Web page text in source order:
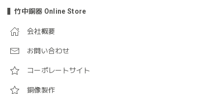
竹中銅器 Online Store
会社概要
お問い合わせ
コーポレートサイト
銅像製作